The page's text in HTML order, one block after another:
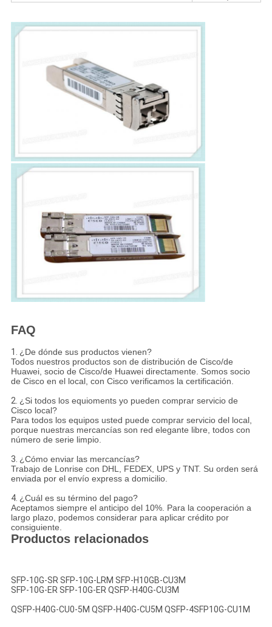
FAQ
1. ¿De dónde sus productos vienen?
Todos nuestros productos son de distribución de Cisco/de
Huawei, socio de Cisco/de Huawei directamente. Somos socio
de Cisco en el local, con Cisco verificamos la certificación.
2. ¿Si todos los equioments yo pueden comprar servicio de
Cisco local?
Para todos los equipos usted puede comprar servicio del local,
porque nuestras mercancías son red elegante libre, todos con
número de serie limpio.
3. ¿Cómo enviar las mercancías?
Trabajo de Lonrise con DHL, FEDEX, UPS y TNT. Su orden será
enviada por el envío express a domicilio.
4. ¿Cuál es su término del pago?
Aceptamos siempre el anticipo del 10%. Para la cooperación a
largo plazo, podemos considerar para aplicar crédito por
consiguiente.
Productos relacionados
SFP-10G-SR SFP-10G-LRM SFP-H10GB-CU3M
SFP-10G-ER SFP-10G-ER QSFP-H40G-CU3M
QSFP-H40G-CU0-5M QSFP-H40G-CU5M QSFP-4SFP10G-CU1M